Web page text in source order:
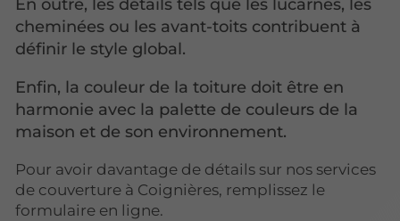
En outre, les détails tels que les lucarnes, les
cheminées ou les avant-toits contribuent à
définir le style global.
Enfin, la couleur de la toiture doit être en
harmonie avec la palette de couleurs de la
maison et de son environnement.
Pour avoir davantage de détails sur nos services
de couverture à Coignières, remplissez le
formulaire en ligne.